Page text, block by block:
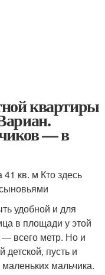
квартиры
— в
кв. м Кто здесь
удобной и для
в площади у этой
всего метр. Но и
детской, пусть и
мальчика.